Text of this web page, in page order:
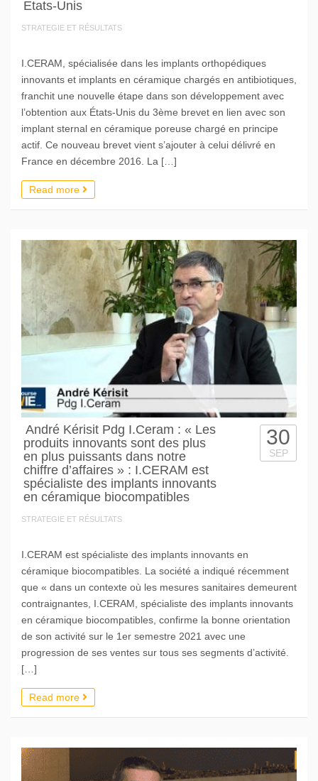
Etats-Unis
STRATEGIE ET RÉSULTATS
I.CERAM, spécialisée dans les implants orthopédiques
innovants et implants en céramique chargés en antibiotiques,
franchit une nouvelle étape dans son développement avec
l’obtention aux États-Unis du 3ème brevet en lien avec son
implant sternal en céramique poreuse chargé en principe
actif. Ce nouveau brevet vient s’ajouter à celui délivré en
France en décembre 2016. La […]
Read more
André Kérisit Pdg I.Ceram : « Les
produits innovants sont des plus
en plus puissants dans notre
chiffre d’affaires » : I.CERAM est
spécialiste des implants innovants
en céramique biocompatibles
STRATEGIE ET RÉSULTATS
30
SEP
I.CERAM est spécialiste des implants innovants en
céramique biocompatibles. La société a indiqué récemment
que « dans un contexte où les mesures sanitaires demeurent
contraignantes, I.CERAM, spécialiste des implants innovants
en céramique biocompatibles, confirme la bonne orientation
de son activité sur le 1er semestre 2021 avec une
progression de ses ventes sur tous ses segments d’activité.
[…]
Read more